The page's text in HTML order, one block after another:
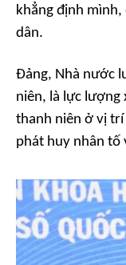
khẳng định mình,
dân.
Đảng, Nhà nước
niên, là lực lượng
thanh niên ở vị
phát huy nhân tố